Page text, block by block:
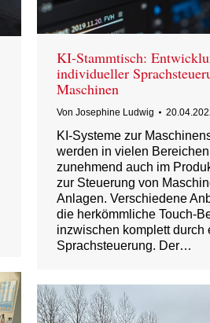
KI-Stammtisch:
individueller
Maschinen
Von Josephine Ludwig
KI-Systeme zur
werden in vielen
zunehmend auch im
zur Steuerung von
Anlagen. Verschiedene
die herkömmliche Touch-
inzwischen komplett durch
Sprachsteuerung. Der…